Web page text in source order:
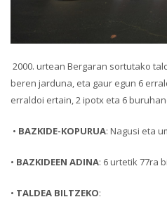
2000. urtean Bergaran sortutako
beren jarduna, eta gaur egun 6
erraldoi ertain, 2 ipotx eta 6
• BAZKIDE-KOPURUA: Nagusi eta
• BAZKIDEEN ADINA: 6 urtetik 77ra
• TALDEA BILTZEKO: